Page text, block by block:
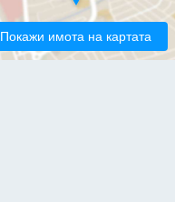
Покажи имота на картата